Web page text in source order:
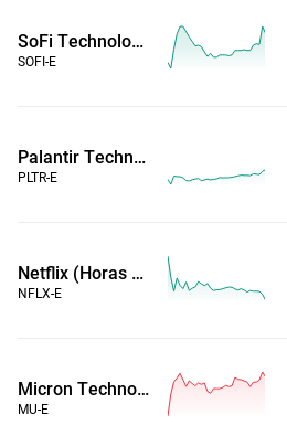
SoFi Technologies Inc (Horas Estendidas)
SOFI-E
Palantir Technologies Inc (Horas Estendidas)
PLTR-E
Netflix (Horas Estendidas)
NFLX-E
Micron Technology, Inc. (Horas Estendidas)
MU-E